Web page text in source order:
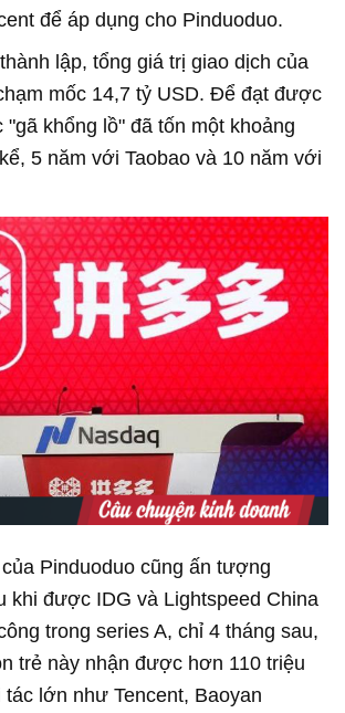
để áp dụng cho Pinduoduo.
lập, tổng giá trị giao dịch của
mốc 14,7 tỷ USD. Để đạt được
"gã khổng lồ" đã tốn một khoảng
5 năm với Taobao và 10 năm với
Pinduoduo cũng ấn tượng
khi được IDG và Lightspeed China
trong series A, chỉ 4 tháng sau,
trẻ này nhận được hơn 110 triệu
lớn như Tencent, Baoyan